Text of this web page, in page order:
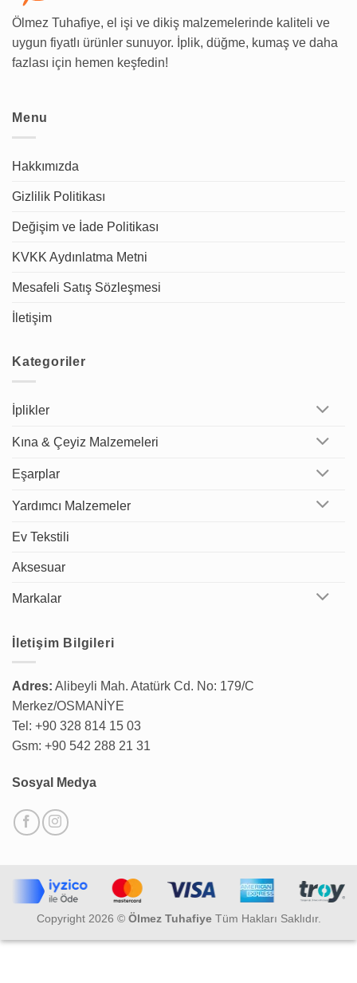
Ölmez Tuhafiye, el işi ve dikiş malzemelerinde kaliteli ve
uygun fiyatlı ürünler sunuyor. İplik, düğme, kumaş ve daha
fazlası için hemen keşfedin!
Menu
Hakkımızda
Gizlilik Politikası
Değişim ve İade Politikası
KVKK Aydınlatma Metni
Mesafeli Satış Sözleşmesi
İletişim
Kategoriler
İplikler
Kına & Çeyiz Malzemeleri
Eşarplar
Yardımcı Malzemeler
Ev Tekstili
Aksesuar
Markalar
İletişim Bilgileri
Adres: Alibeyli Mah. Atatürk Cd. No: 179/C
Merkez/OSMANİYE
Tel: +90 328 814 15 03
Gsm: +90 542 288 21 31
Sosyal Medya
Copyright 2026 © Ölmez TuhafiyeTüm Hakları Saklıdır.